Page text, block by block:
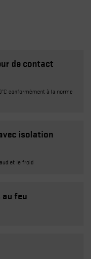
de contact
conformément à la norme
isolation
et le froid
feu